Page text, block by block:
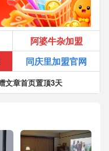
阿婆牛杂加盟
同庆里加盟官网
文章首页置顶3天